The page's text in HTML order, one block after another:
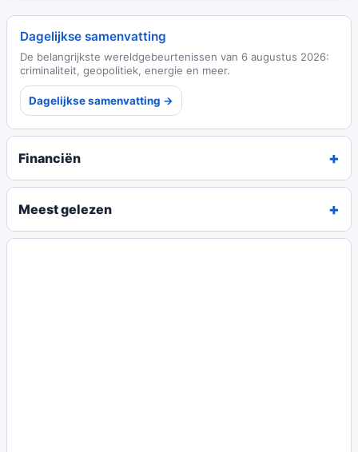
Dagelijkse samenvatting
De belangrijkste wereldgebeurtenissen van 6 augustus 2026:
criminaliteit, geopolitiek, energie en meer.
Dagelijkse samenvatting →
Financiën
Meest gelezen